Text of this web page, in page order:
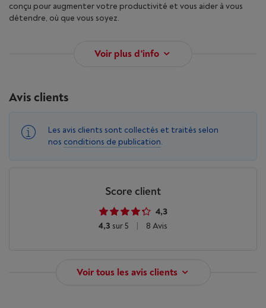
conçu pour augmenter votre productivité et vous aider à vous
détendre, où que vous soyez.
Voir plus d'info
Avis clients
Les avis clients sont collectés et traités selon
nos conditions de publication.
Score client
4,3
4,3 sur 5 8 Avis
Voir tous les avis clients